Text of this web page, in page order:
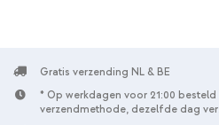
Gratis verzending NL & BE
* Op werkdagen voor 21:00
verzendmethode, dezelfde dag